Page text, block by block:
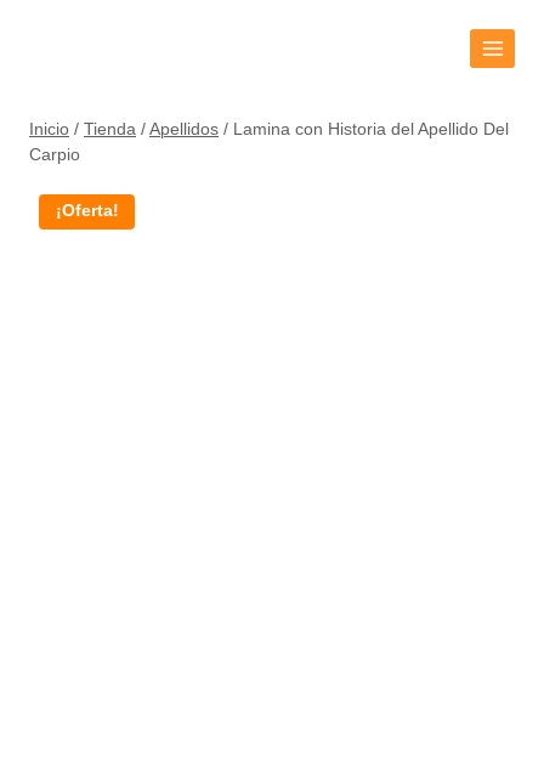
Inicio / Tienda / Apellidos / Lamina con Historia del Apellido Del
Carpio
¡Oferta!